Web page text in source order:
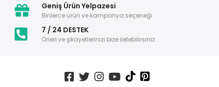
Geniş Ürün Yelpazesi
Binlerce ürün ve kampanya seçeneği
7 / 24 DESTEK
Öneri ve şikayetlerinizi bize iletebilirsiniz.